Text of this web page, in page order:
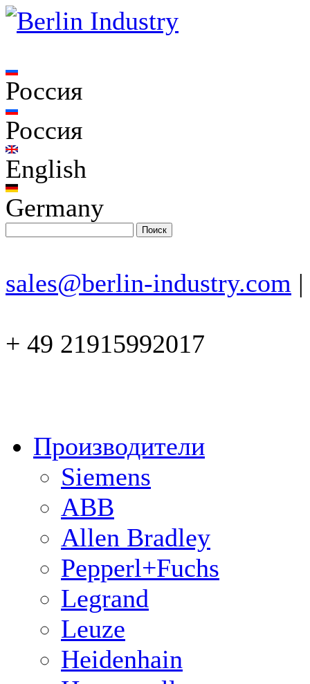
Россия
Россия
English
Germany
sales@berlin-industry.com |
+ 49 21915992017
Производители
Siemens
ABB
Allen Bradley
Pepperl+Fuchs
Legrand
Leuze
Heidenhain